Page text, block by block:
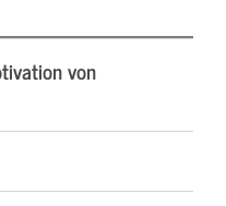
von